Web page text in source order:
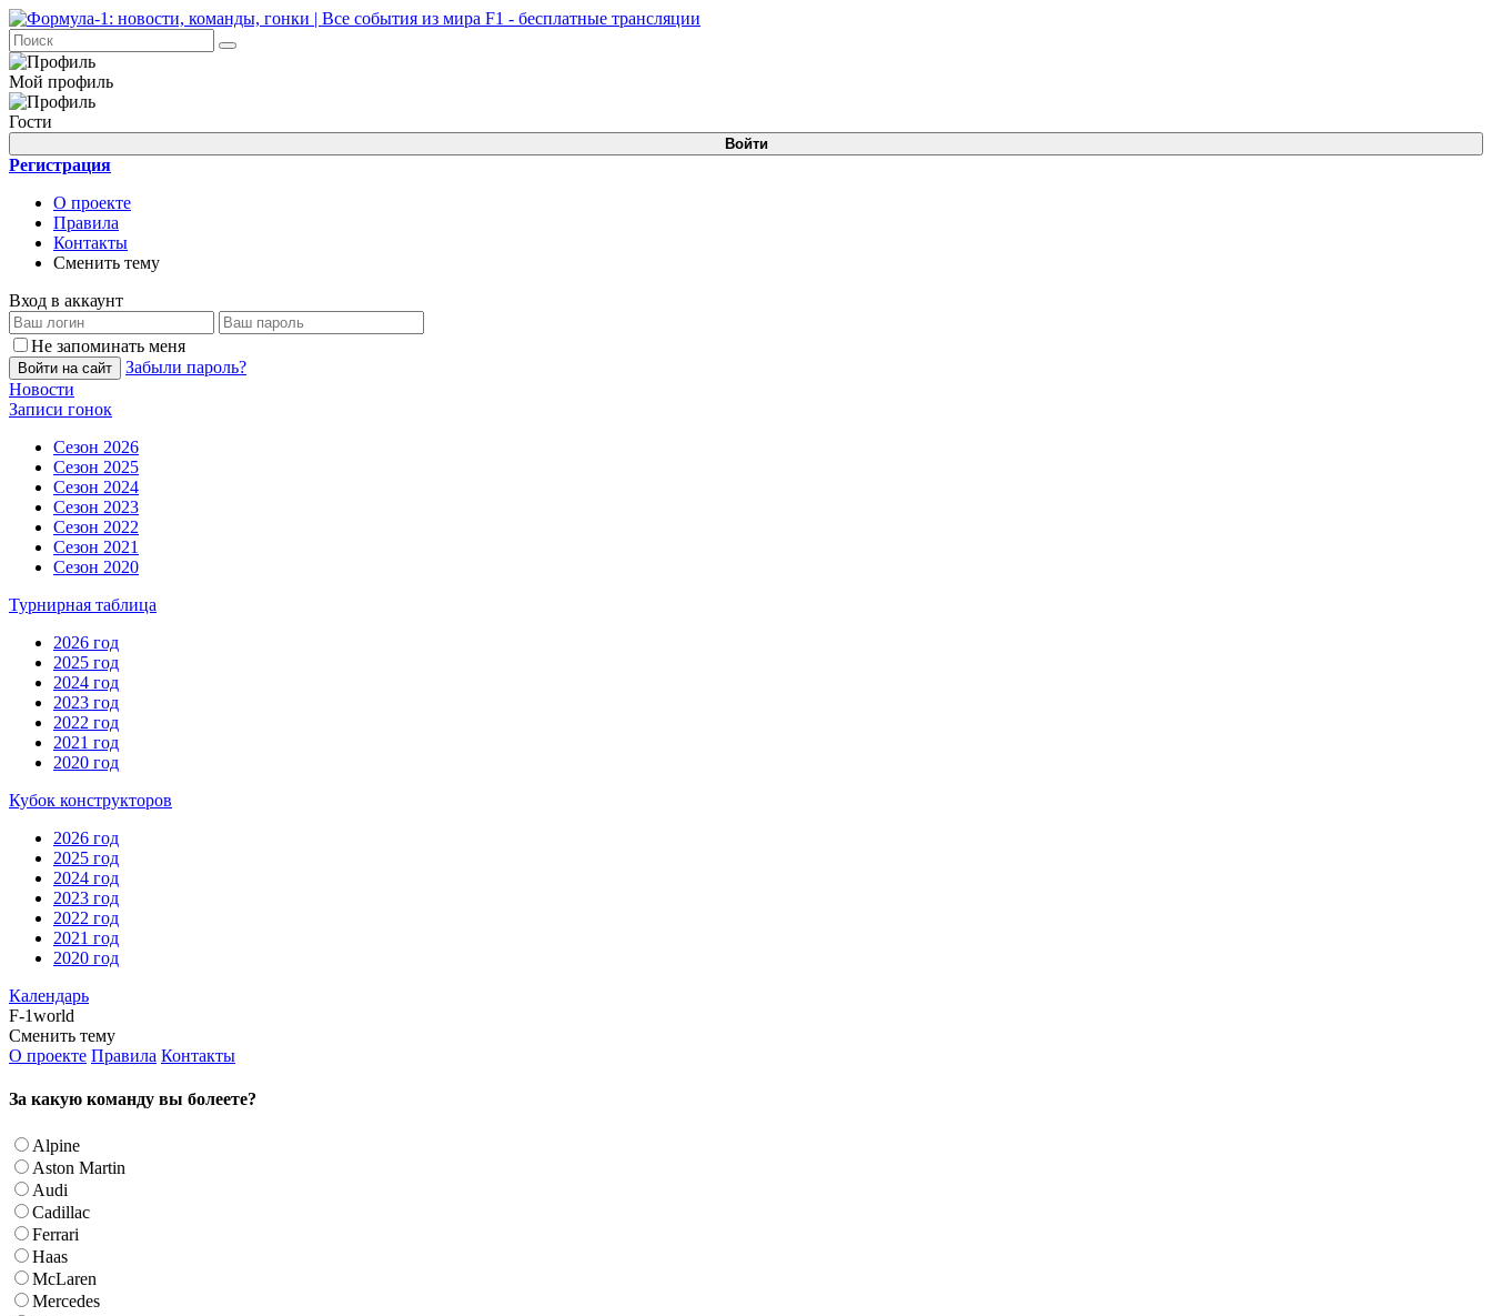
Мой профиль
Гости
Войти
Регистрация
О проекте
Правила
Контакты
Сменить тему
Вход в аккаунт
Не запоминать меня
Войти на сайт
Забыли пароль?
Новости
Записи гонок
Сезон 2026
Сезон 2025
Сезон 2024
Сезон 2023
Сезон 2022
Сезон 2021
Сезон 2020
Турнирная таблица
2026 год
2025 год
2024 год
2023 год
2022 год
2021 год
2020 год
Кубок конструкторов
2026 год
2025 год
2024 год
2023 год
2022 год
2021 год
2020 год
Календарь
F-1world
Сменить тему
О проекте Правила Контакты
За какую команду вы болеете?
Alpine
Aston Martin
Audi
Cadillac
Ferrari
Haas
McLaren
Mercedes